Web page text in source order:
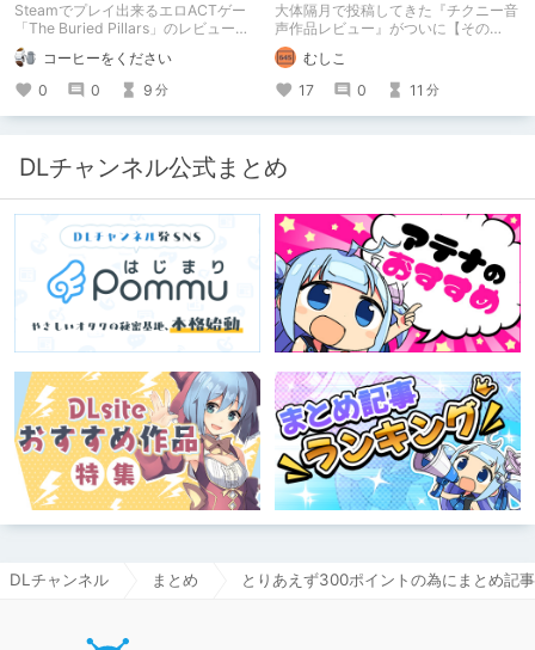
Steamでプレイ出来るエロACTゲー
「The Buried Pillars」のレビューで
す。
コーヒーをください
0
0 9 分
大体隔月で投稿してきた『チクニー音
声作品レビュー』がついに【その
50】を迎えました！ 約7年半チクニー
し続け、おシコり報告をしてきただけ
ですけど記念は記念。 皆様への感謝
を伝えたり、これまでの投稿を振り返
ります。
むしこ
17
0 11 分
DLチャンネル公式まとめ
DLチャンネル まとめ とりあえず300ポイントの為にまとめ記